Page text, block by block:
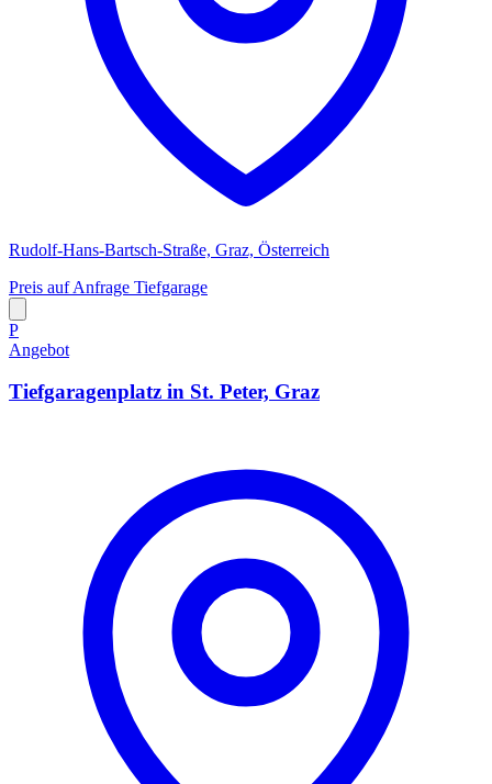
Rudolf-Hans-Bartsch-Straße, Graz, Österreich
Preis auf Anfrage Tiefgarage
P
Angebot
Tiefgaragenplatz in St. Peter, Graz